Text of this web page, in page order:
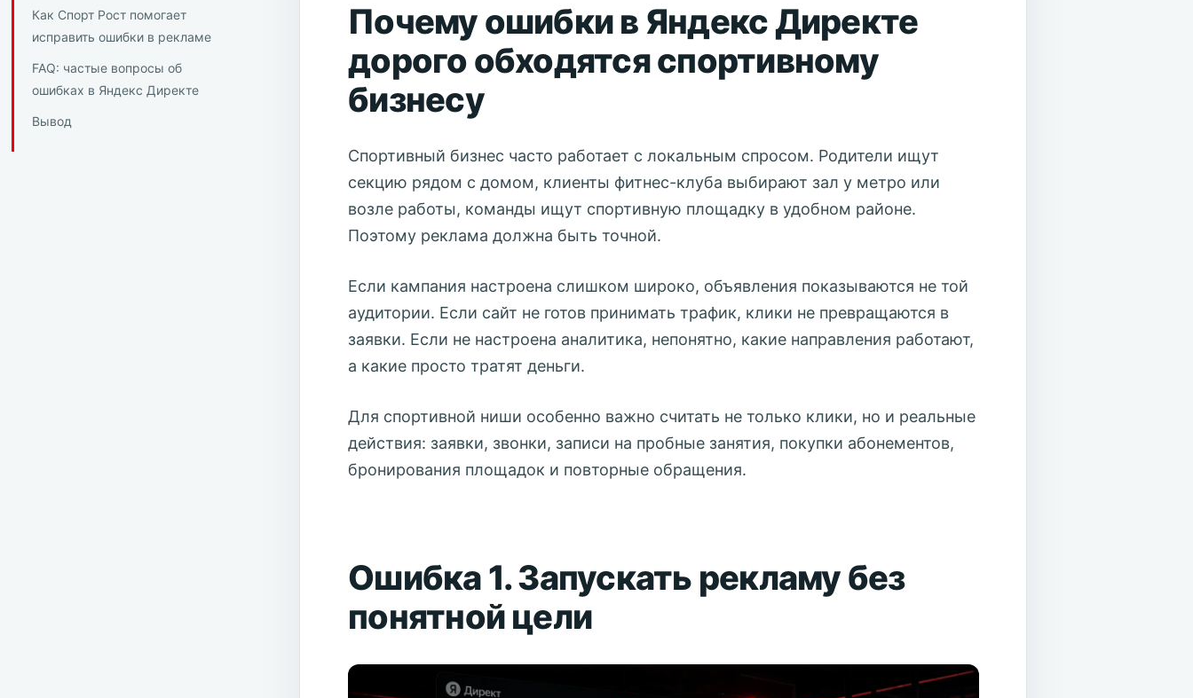
Как Спорт Рост помогает
исправить ошибки в рекламе
FAQ: частые вопросы об
ошибках в Яндекс Директе
Вывод
Почему ошибки в Яндекс Директе
дорого обходятся спортивному
бизнесу
Спортивный бизнес часто работает с локальным спросом. Родители ищут
секцию рядом с домом, клиенты фитнес-клуба выбирают зал у метро или
возле работы, команды ищут спортивную площадку в удобном районе.
Поэтому реклама должна быть точной.
Если кампания настроена слишком широко, объявления показываются не той
аудитории. Если сайт не готов принимать трафик, клики не превращаются в
заявки. Если не настроена аналитика, непонятно, какие направления работают,
а какие просто тратят деньги.
Для спортивной ниши особенно важно считать не только клики, но и реальные
действия: заявки, звонки, записи на пробные занятия, покупки абонементов,
бронирования площадок и повторные обращения.
Ошибка 1. Запускать рекламу без
понятной цели